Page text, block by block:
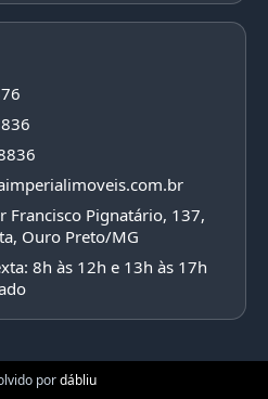
Francisco Pignatário, 137,
Ouro Preto/MG
8h às 12h e 13h às 17h
pordábliu